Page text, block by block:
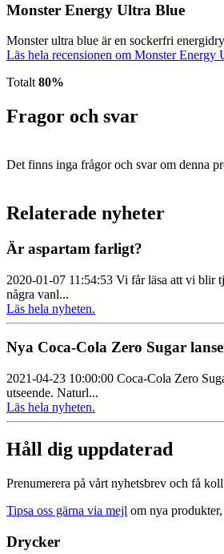
Monster Energy Ultra Blue
Monster ultra blue är en sockerfri
Läs hela recensionen om Monster Energy
Totalt 80%
Fragor och svar
Det finns inga frågor och svar om denna
Relaterade nyheter
Är aspartam farligt?
2020-01-07 11:54:53 Vi får läsa att vi blir
några vanl...
Läs hela nyheten.
Nya Coca-Cola Zero Sugar
2021-04-23 10:00:00 Coca‑Cola Zero
utseende. Naturl...
Läs hela nyheten.
Håll dig uppdaterad
Prenumerera på vårt nyhetsbrev och få
Tipsa oss gärna via mejl om nya
Drycker